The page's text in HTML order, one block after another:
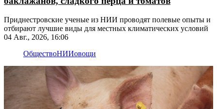
Приднестровские ученые из НИИ проводят полевые опыты и
отбирают лучшие виды для местных климатических условий
04 Авг., 2026, 16:06
ОбществоНИИовощи